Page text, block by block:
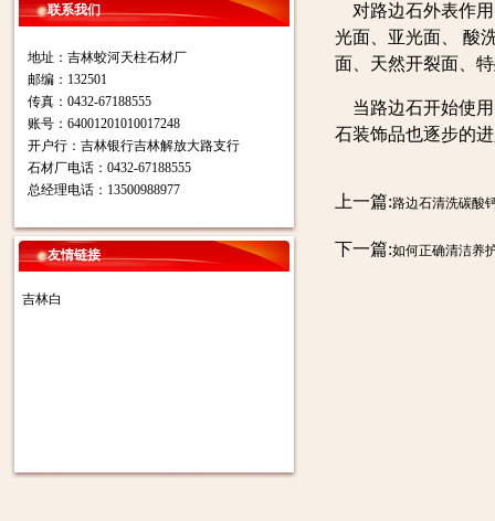
联系我们
地址：吉林蛟河天柱石材厂
邮编：132501
传真：0432-67188555
账号：64001201010017248
开户行：吉林银行吉林解放大路支行
石材厂电话：0432-67188555
总经理电话：13500988977
友情链接
吉林白
对路边石外表作用
光面、亚光面、 酸
面、天然开裂面、
当路边石开始使用
石装饰品也逐步的
上一篇:路边石清洗碳酸
下一篇:如何正确清洁养